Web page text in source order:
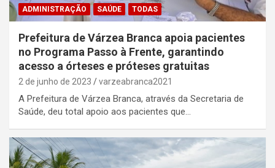
ADMINISTRAÇÃO SAÚDE TODAS
Prefeitura de Várzea Branca apoia pacientes
no Programa Passo à Frente, garantindo
acesso a órteses e próteses gratuitas
2 de junho de 2023 varzeabranca2021
A Prefeitura de Várzea Branca, através da Secretaria de
Saúde, deu total apoio aos pacientes que…